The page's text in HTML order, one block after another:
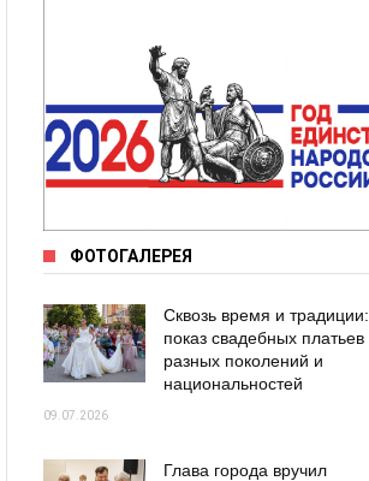
ФОТОГАЛЕРЕЯ
Сквозь время и традиции:
показ свадебных платьев
разных поколений и
национальностей
09.07.2026
Глава города вручил